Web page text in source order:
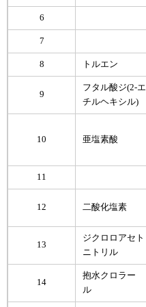
6
7
8 トルエン
9
フタル酸ジ(2-エ
チルヘキシル)
10 亜塩素酸
11
12 二酸化塩素
13
ジクロロアセト
ニトリル
14
抱水クロラー
ル